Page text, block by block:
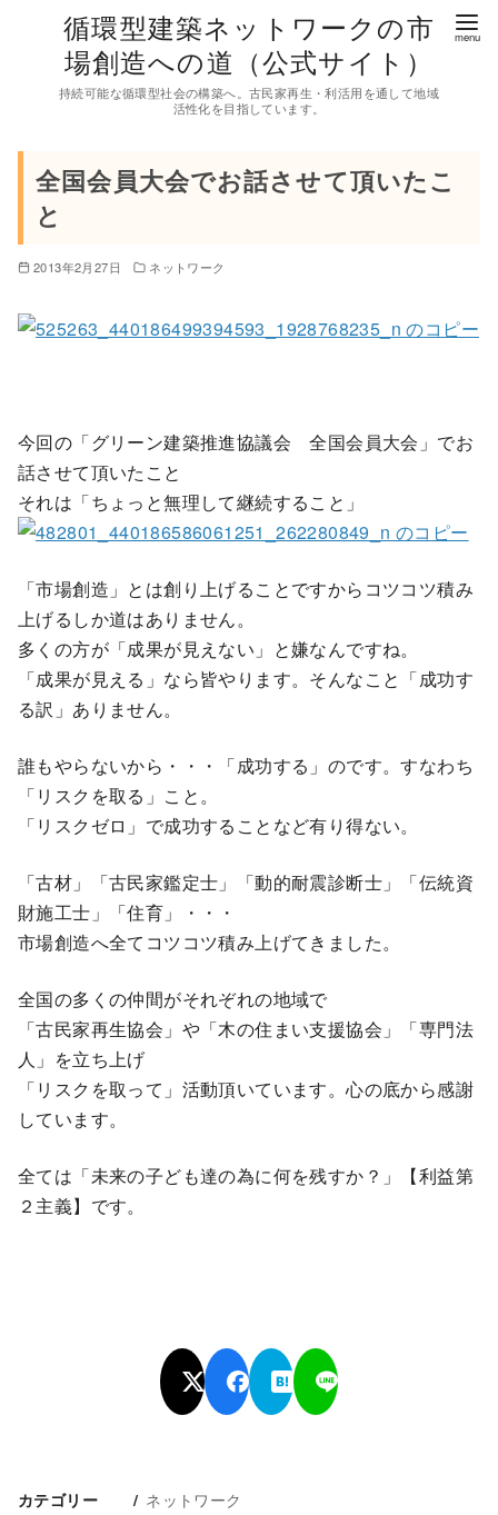
循環型建築ネットワークの市
場創造への道（公式サイト）
持続可能な循環型社会の構築へ。古民家再生・利活用を通して地域
活性化を目指しています。
全国会員大会でお話させて頂いたこ
と
2013年2月27日 ネットワーク
今回の「グリーン建築推進協議会 全国会員大会」でお
話させて頂いたこと
それは「ちょっと無理して継続すること」
「市場創造」とは創り上げることですからコツコツ積み
上げるしか道はありません。
多くの方が「成果が見えない」と嫌なんですね。
「成果が見える」なら皆やります。そんなこと「成功す
る訳」ありません。
誰もやらないから・・・「成功する」のです。すなわち
「リスクを取る」こと。
「リスクゼロ」で成功することなど有り得ない。
「古材」「古民家鑑定士」「動的耐震診断士」「伝統資
財施工士」「住育」・・・
市場創造へ全てコツコツ積み上げてきました。
全国の多くの仲間がそれぞれの地域で
「古民家再生協会」や「木の住まい支援協会」「専門法
人」を立ち上げ
「リスクを取って」活動頂いています。心の底から感謝
しています。
全ては「未来の子ども達の為に何を残すか？」【利益第
２主義】です。
カテゴリー ネットワーク